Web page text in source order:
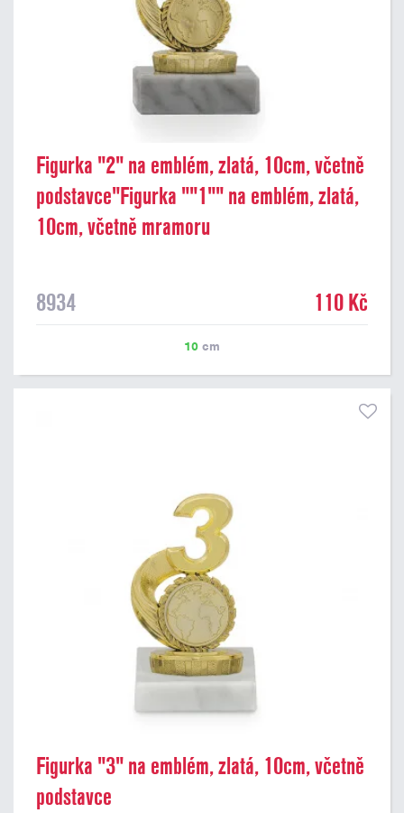
Figurka "2" na emblém, zlatá, 10cm, včetně
podstavce"Figurka ""1"" na emblém, zlatá,
10cm, včetně mramoru
8934 110 Kč
10 cm
Figurka "3" na emblém, zlatá, 10cm, včetně
podstavce